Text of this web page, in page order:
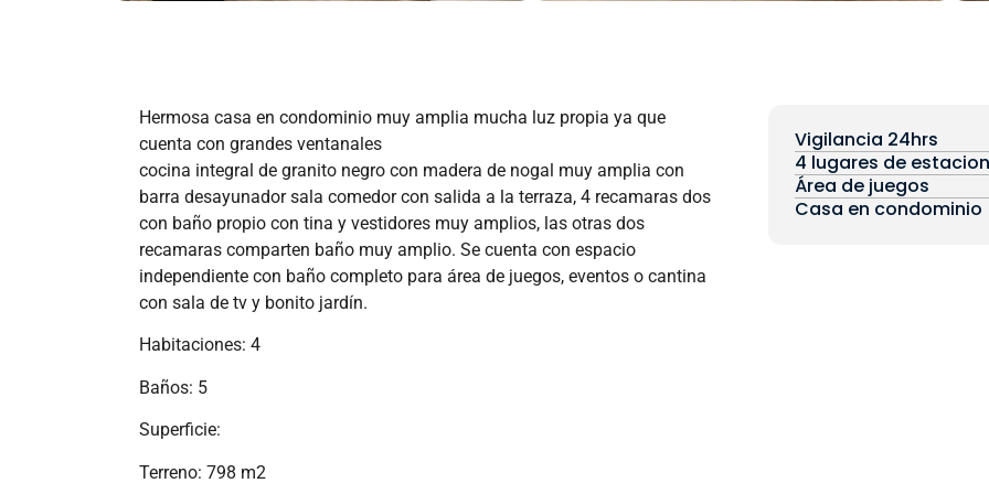
Hermosa casa en condominio muy amplia mucha luz propia ya que
cuenta con grandes ventanales
cocina integral de granito negro con madera de nogal muy amplia con
barra desayunador sala comedor con salida a la terraza, 4 recamaras dos
con baño propio con tina y vestidores muy amplios, las otras dos
recamaras comparten baño muy amplio. Se cuenta con espacio
independiente con baño completo para área de juegos, eventos o cantina
con sala de tv y bonito jardín.
Habitaciones: 4
Baños: 5
Superficie:
Terreno: 798 m2
Vigilancia 24hrs
4 lugares de
Área de juegos
Casa en condominio